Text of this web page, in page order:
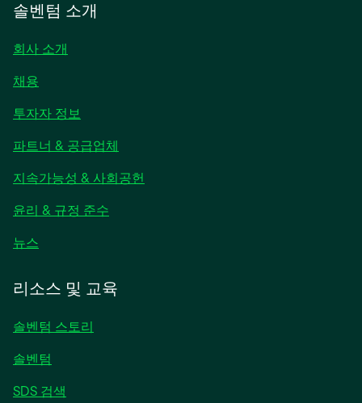
솔벤텀 소개
회사 소개
채용
투자자 정보
에
서
림
파트너 & 공급업체
지속가능성 & 사회공헌
윤리 & 규정 준수
뉴스
에
열
리소스 및 교육
솔벤텀 스토리
솔벤텀
SDS 검색